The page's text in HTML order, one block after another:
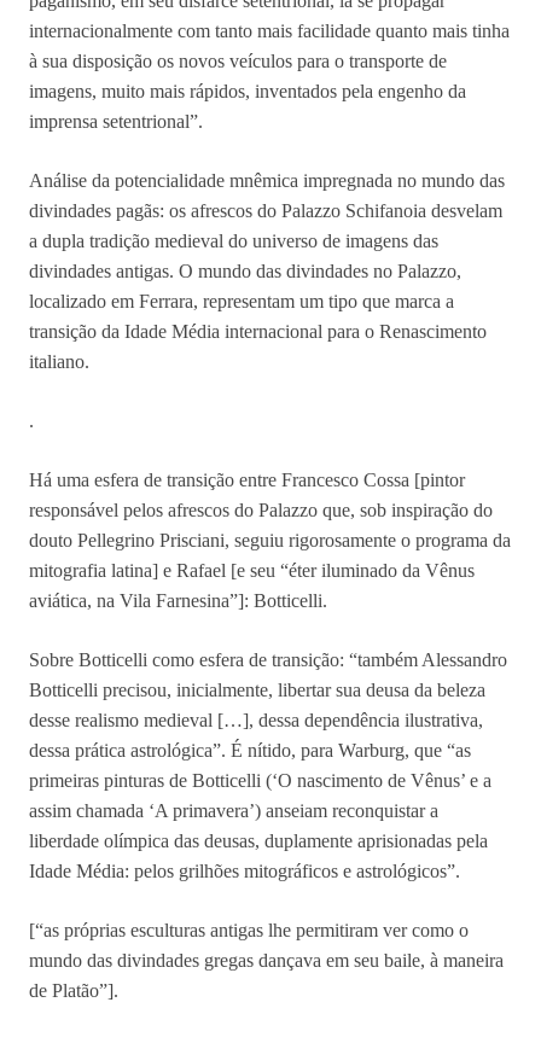
internacionalmente com tanto mais facilidade quanto mais tinha
à sua disposição os novos veículos para o transporte de
imagens, muito mais rápidos, inventados pela engenho da
imprensa setentrional”.
Análise da potencialidade mnêmica impregnada no mundo das
divindades pagãs: os afrescos do Palazzo Schifanoia desvelam
a dupla tradição medieval do universo de imagens das
divindades antigas. O mundo das divindades no Palazzo,
localizado em Ferrara, representam um tipo que marca a
transição da Idade Média internacional para o Renascimento
italiano.
.
Há uma esfera de transição entre Francesco Cossa [pintor
responsável pelos afrescos do Palazzo que, sob inspiração do
douto Pellegrino Prisciani, seguiu rigorosamente o programa da
mitografia latina] e Rafael [e seu “éter iluminado da Vênus
aviática, na Vila Farnesina”]: Botticelli.
Sobre Botticelli como esfera de transição: “também Alessandro
Botticelli precisou, inicialmente, libertar sua deusa da beleza
desse realismo medieval […], dessa dependência ilustrativa,
dessa prática astrológica”. É nítido, para Warburg, que “as
primeiras pinturas de Botticelli (‘O nascimento de Vênus’ e a
assim chamada ‘A primavera’) anseiam reconquistar a
liberdade olímpica das deusas, duplamente aprisionadas pela
Idade Média: pelos grilhões mitográficos e astrológicos”.
[“as próprias esculturas antigas lhe permitiram ver como o
mundo das divindades gregas dançava em seu baile, à maneira
de Platão”].